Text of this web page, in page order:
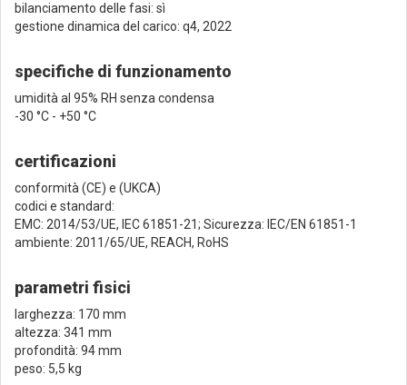
bilanciamento delle fasi: sì
gestione dinamica del carico: q4, 2022
specifiche di funzionamento
umidità al 95% RH senza condensa
-30 °C - +50 °C
certificazioni
conformità (CE) e (UKCA)
codici e standard:
EMC: 2014/53/UE, IEC 61851-21; Sicurezza: IEC/EN 61851-1
ambiente: 2011/65/UE, REACH, RoHS
parametri fisici
larghezza: 170 mm
altezza: 341 mm
profondità: 94 mm
peso: 5,5 kg